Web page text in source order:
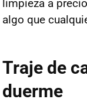
limpieza a
algo que
Traje de
duerme